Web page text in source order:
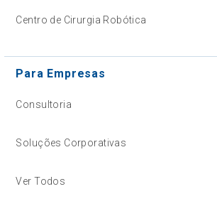
Centro de Cirurgia Robótica
Para Empresas
Consultoria
Soluções Corporativas
Ver Todos